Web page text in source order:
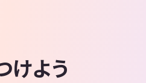
けよう